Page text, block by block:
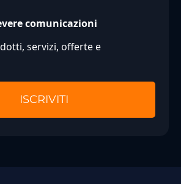
comunicazioni
servizi, offerte e